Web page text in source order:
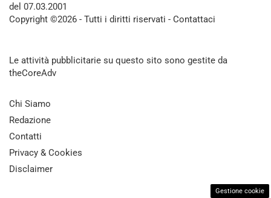
del 07.03.2001
Copyright ©2026 - Tutti i diritti riservati - Contattaci
Le attività pubblicitarie su questo sito sono gestite da
theCoreAdv
Chi Siamo
Redazione
Contatti
Privacy & Cookies
Disclaimer
Gestione cookie